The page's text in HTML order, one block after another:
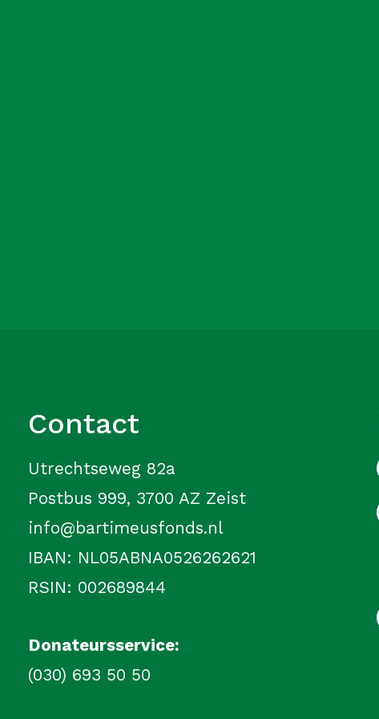
Contact
Utrechtseweg 82a
Postbus 999, 3700 AZ Zeist
info@bartimeusfonds.nl
IBAN: NL05ABNA0526262621
RSIN: 002689844
Donateursservice:
(030) 693 50 50